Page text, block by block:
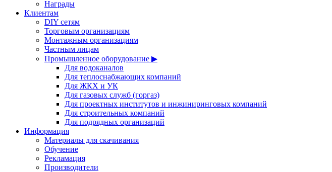
Награды
Клиентам
DIY сетям
Торговым организациям
Монтажным организациям
Частным лицам
Промышленное оборудование ▶
Для водоканалов
Для теплоснабжающих компаний
Для ЖКХ и УК
Для газовых служб (горгаз)
Для проектных институтов и инжиниринговых компаний
Для строительных компаний
Для подрядных организаций
Информация
Материалы для скачивания
Обучение
Рекламация
Производители